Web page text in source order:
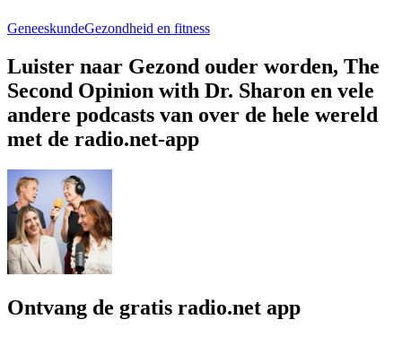
GeneeskundeGezondheid en fitness
Luister naar Gezond ouder worden, The
Second Opinion with Dr. Sharon en vele
andere podcasts van over de hele wereld
met de radio.net-app
Ontvang de gratis radio.net app